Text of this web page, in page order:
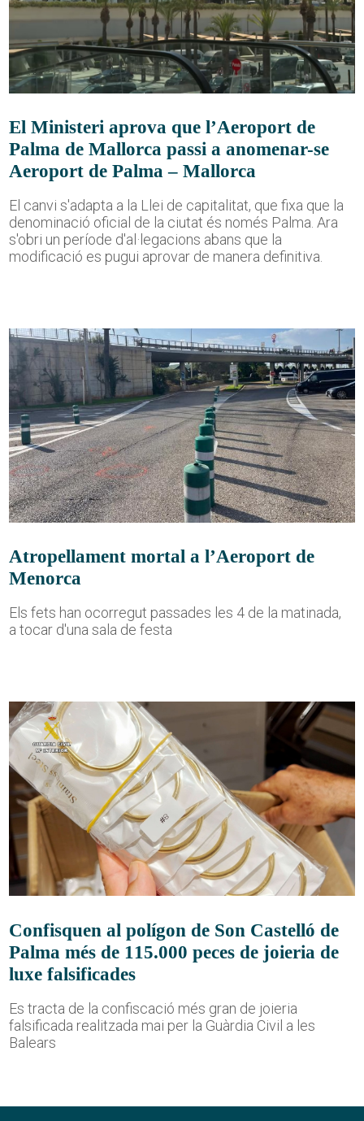
El Ministeri aprova que l’Aeroport de
Palma de Mallorca passi a anomenar-se
Aeroport de Palma – Mallorca
El canvi s'adapta a la Llei de capitalitat, que fixa que la
denominació oficial de la ciutat és només Palma. Ara
s'obri un període d'al·legacions abans que la
modificació es pugui aprovar de manera definitiva.
Atropellament mortal a l’Aeroport de
Menorca
Els fets han ocorregut passades les 4 de la matinada,
a tocar d'una sala de festa
Confisquen al polígon de Son Castelló de
Palma més de 115.000 peces de joieria de
luxe falsificades
Es tracta de la confiscació més gran de joieria
falsificada realitzada mai per la Guàrdia Civil a les
Balears